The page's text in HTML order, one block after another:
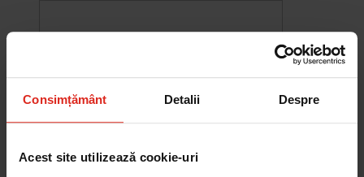
Consimțământ Detalii Despre
Acest site utilizează cookie-uri